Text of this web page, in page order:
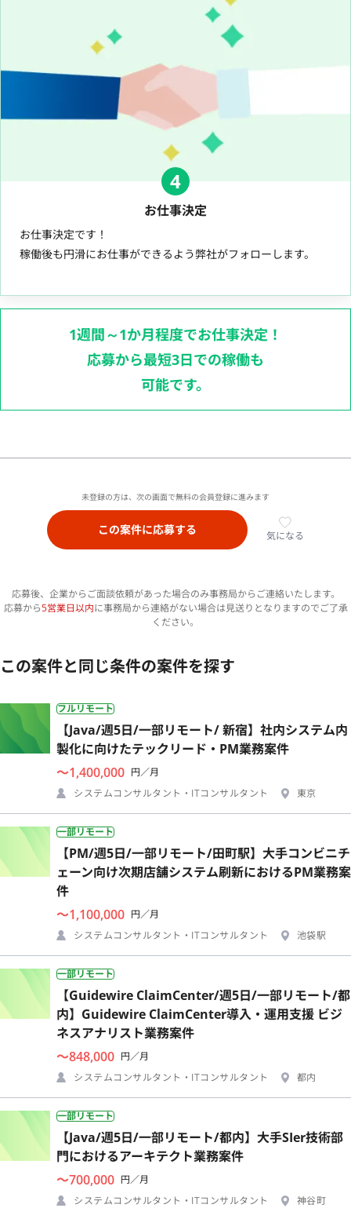
4
お仕事決定
お仕事決定です！
稼働後も円滑にお仕事ができるよう弊社がフォローします。
1週間～1か月程度でお仕事決定！
応募から最短3日での稼働も
可能です。
未登録の方は、次の画面で無料の会員登録に進みます
この案件に応募する 気になる
応募後、企業からご面談依頼があった場合のみ事務局からご連絡いたします。
応募から5営業日以内に事務局から連絡がない場合は見送りとなりますのでご了承
ください。
この案件と同じ条件の案件を探す
フルリモート
【Java/週5日/一部リモート/ 新宿】社内システム内
製化に向けたテックリード・PM業務案件
〜1,400,000 円／月
システムコンサルタント・ITコンサルタント
東京
一部リモート
【PM/週5日/一部リモート/田町駅】大手コンビニチ
ェーン向け次期店舗システム刷新におけるPM業務案
件
〜1,100,000 円／月
システムコンサルタント・ITコンサルタント
池袋駅
一部リモート
【Guidewire ClaimCenter/週5日/一部リモート/都
内】Guidewire ClaimCenter導入・運用支援 ビジ
ネスアナリスト業務案件
〜848,000 円／月
システムコンサルタント・ITコンサルタント
都内
一部リモート
【Java/週5日/一部リモート/都内】大手SIer技術部
門におけるアーキテクト業務案件
〜700,000 円／月
システムコンサルタント・ITコンサルタント
神谷町